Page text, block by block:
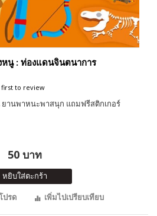
นู : ท่องแดนจินตนาการ
first to review
านพาหนะพาสนุก แถมฟรีสติกเกอร์
50 บาท
หยิบใส่ตะกร้า
ปรด
เพิ่มไปเปรียบเทียบ